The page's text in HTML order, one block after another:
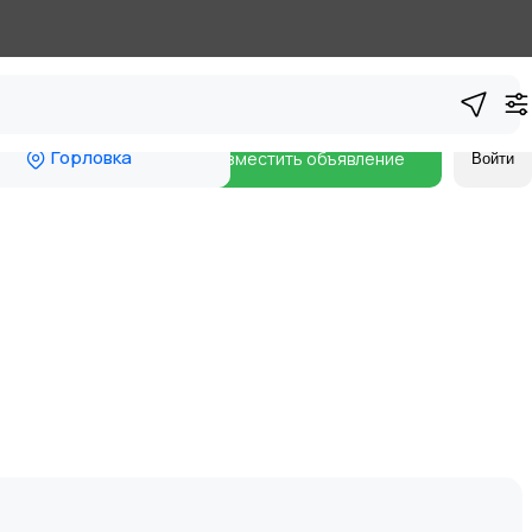
Горловка Разместить объявление Войти